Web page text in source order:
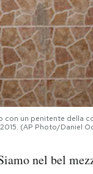
con un penitente della
(AP Photo/Daniel
nel bel